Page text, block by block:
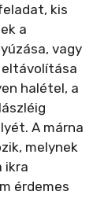
kis
a
vagy
eltávolítása
halétel, a
A márna
melynek
ikra
érdemes